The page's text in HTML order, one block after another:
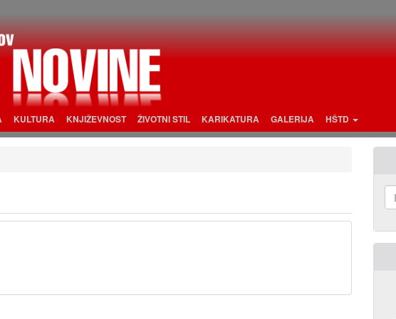
KULTURA KNJIŽEVNOST ŽIVOTNI STIL KARIKATURA GALERIJA HŠTD